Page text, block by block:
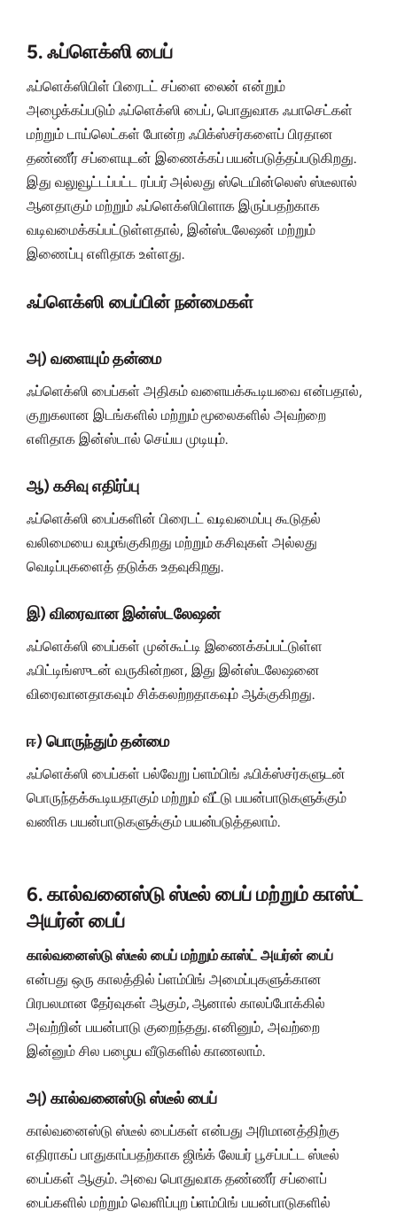
5. ஃப்ளெக்ஸி பைப்
ஃப்ளெக்ஸிபிள் பிரைடட் சப்ளை லைன் என்றும்
அழைக்கப்படும் ஃப்ளெக்ஸி பைப், பொதுவாக ஃபாசெட்கள்
மற்றும் டாய்லெட்கள் போன்ற ஃபிக்ஸ்சர்களைப் பிரதான
தண்ணீர் சப்ளையுடன் இணைக்கப் பயன்படுத்தப்படுகிறது.
இது வலுவூட்டப்பட்ட ரப்பர் அல்லது ஸ்டெயின்லெஸ் ஸ்டீலால்
ஆனதாகும் மற்றும் ஃப்ளெக்ஸிபிளாக இருப்பதற்காக
வடிவமைக்கப்பட்டுள்ளதால், இன்ஸ்டலேஷன் மற்றும்
இணைப்பு எளிதாக உள்ளது.
ஃப்ளெக்ஸி பைப்பின் நன்மைகள்
அ) வளையும் தன்மை
ஃப்ளெக்ஸி பைப்கள் அதிகம் வளையக்கூடியவை என்பதால்,
குறுகலான இடங்களில் மற்றும் மூலைகளில் அவற்றை
எளிதாக இன்ஸ்டால் செய்ய முடியும்.
ஆ) கசிவு எதிர்ப்பு
ஃப்ளெக்ஸி பைப்களின் பிரைடட் வடிவமைப்பு கூடுதல்
வலிமையை வழங்குகிறது மற்றும் கசிவுகள் அல்லது
வெடிப்புகளைத் தடுக்க உதவுகிறது.
இ) விரைவான இன்ஸ்டலேஷன்
ஃப்ளெக்ஸி பைப்கள் முன்கூட்டி இணைக்கப்பட்டுள்ள
ஃபிட்டிங்ஸுடன் வருகின்றன, இது இன்ஸ்டலேஷனை
விரைவானதாகவும் சிக்கலற்றதாகவும் ஆக்குகிறது.
ஈ) பொருந்தும் தன்மை
ஃப்ளெக்ஸி பைப்கள் பல்வேறு ப்ளம்பிங் ஃபிக்ஸ்சர்களுடன்
பொருந்தக்கூடியதாகும் மற்றும் வீட்டு பயன்பாடுகளுக்கும்
வணிக பயன்பாடுகளுக்கும் பயன்படுத்தலாம்.
6. கால்வனைஸ்டு ஸ்டீல் பைப் மற்றும் காஸ்ட்
அயர்ன் பைப்
கால்வனைஸ்டு ஸ்டீல் பைப் மற்றும் காஸ்ட் அயர்ன் பைப்
என்பது ஒரு காலத்தில் ப்ளம்பிங் அமைப்புகளுக்கான
பிரபலமான தேர்வுகள் ஆகும், ஆனால் காலப்போக்கில்
அவற்றின் பயன்பாடு குறைந்தது. எனினும், அவற்றை
இன்னும் சில பழைய வீடுகளில் காணலாம்.
அ) கால்வனைஸ்டு ஸ்டீல் பைப்
கால்வனைஸ்டு ஸ்டீல் பைப்கள் என்பது அரிமானத்திற்கு
எதிராகப் பாதுகாப்பதற்காக ஜிங்க் லேயர் பூசப்பட்ட ஸ்டீல்
பைப்கள் ஆகும். அவை பொதுவாக தண்ணீர் சப்ளைப்
பைப்களில் மற்றும் வெளிப்புற ப்ளம்பிங் பயன்பாடுகளில்